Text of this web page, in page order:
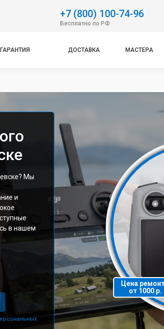
+7 (800) 100-74-96
Бесплатно по РФ
ГАРАНТИЯ ДОСТАВКА МАСТЕРА
Мы
и
в нашем
Цена
от 1000 р.